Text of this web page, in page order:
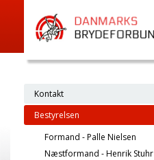
Kontakt
Bestyrelsen
Formand - Palle Nielsen
Næstformand - Henrik Stuhr